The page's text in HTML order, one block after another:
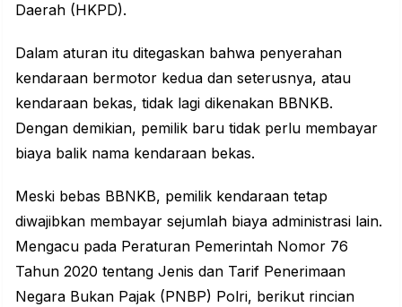
Daerah (HKPD).
Dalam aturan itu ditegaskan bahwa penyerahan
kendaraan bermotor kedua dan seterusnya, atau
kendaraan bekas, tidak lagi dikenakan BBNKB.
Dengan demikian, pemilik baru tidak perlu membayar
biaya balik nama kendaraan bekas.
Meski bebas BBNKB, pemilik kendaraan tetap
diwajibkan membayar sejumlah biaya administrasi lain.
Mengacu pada Peraturan Pemerintah Nomor 76
Tahun 2020 tentang Jenis dan Tarif Penerimaan
Negara Bukan Pajak (PNBP) Polri, berikut rincian